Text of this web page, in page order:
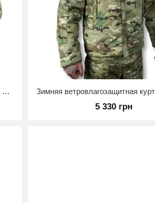
Зимняя куртка Soft Shell Omni-Heat ТТХ, Мультикам, 46
5 330 грн